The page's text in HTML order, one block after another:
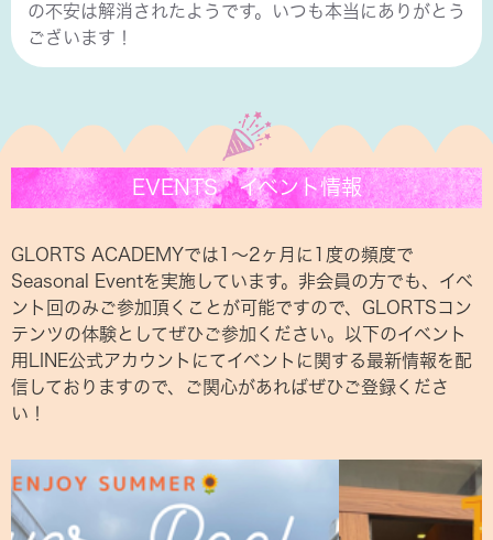
の不安は解消されたようです。いつも本当にありがとう
ございます！
EVENTS イベント情報
GLORTS ACADEMYでは1〜2ヶ月に1度の頻度で
Seasonal Eventを実施しています。非会員の方でも、イベ
ント回のみご参加頂くことが可能ですので、GLORTSコン
テンツの体験としてぜひご参加ください。以下のイベント
用LINE公式アカウントにてイベントに関する最新情報を配
信しておりますので、ご関心があればぜひご登録くださ
い！